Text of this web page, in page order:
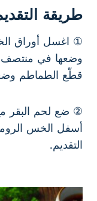
طريقة
① اغسل أوراق
وضعها في منتصف
قطّع الطماطم
② ضع لحم البقر
أسفل الخس
التقديم.